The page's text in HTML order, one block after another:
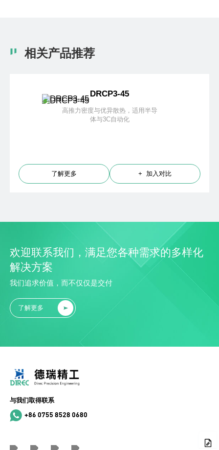
相关产品推荐
DRCP3-45
高推力密度与优异散热，适用半导
体与3C自动化
了解更多 + 加入对比
欢迎联系我们，满足您各种需求的多样化
解决方案
我们追求价值，而不仅仅是交付
了解更多
与我们取得联系
+86 0755 8528 0680